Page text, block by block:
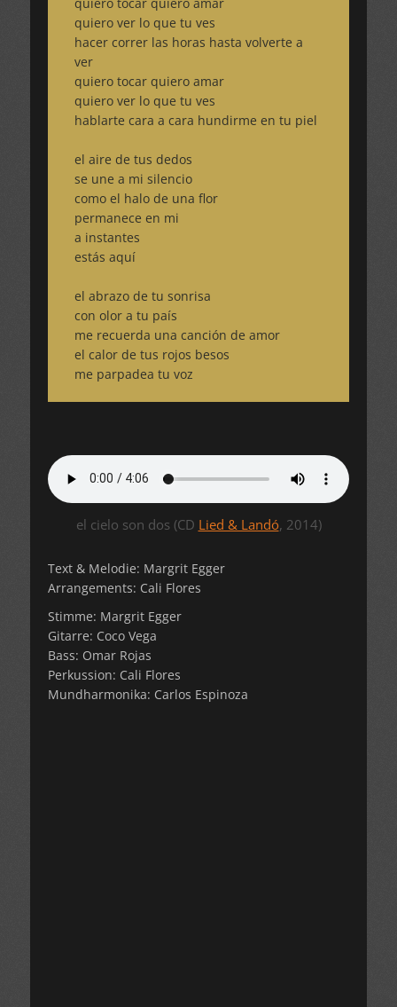
quiero ver lo que tu ves
hacer correr las horas hasta volverte a
ver
quiero tocar quiero amar
quiero ver lo que tu ves
hablarte cara a cara hundirme en tu piel
el aire de tus dedos
se une a mi silencio
como el halo de una flor
permanece en mi
a instantes
estás aquí
el abrazo de tu sonrisa
con olor a tu país
me recuerda una canción de amor
el calor de tus rojos besos
me parpadea tu voz
el cielo son dos (CD Lied & Landó, 2014)
Text & Melodie: Margrit Egger
Arrangements: Cali Flores
Stimme: Margrit Egger
Gitarre: Coco Vega
Bass: Omar Rojas
Perkussion: Cali Flores
Mundharmonika: Carlos Espinoza